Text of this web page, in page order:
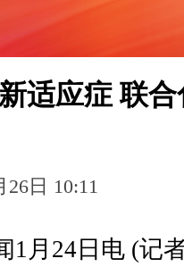
适应症 联合
26日 10:11
24日电 (记